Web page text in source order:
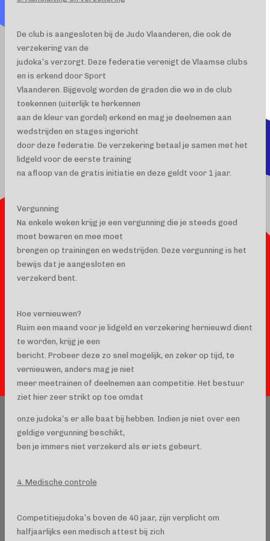
De club is aangesloten bij de Judo Vlaanderen, die ook de
verzekering van de
judoka’s verzorgt. Deze federatie verenigt de Vlaamse clubs
en is erkend door Sport
Vlaanderen. Bijgevolg worden de graden die we in de club
toekennen (uiterlijk te herkennen
aan de kleur van gordel) erkend en mag je deelnemen aan
wedstrijden en stages ingericht
door deze federatie. De verzekering betaal je samen met het
lidgeld voor de eerste training
na afloop van de gratis initiatie en deze geldt voor 1 jaar.
Vergunning
Na enkele weken krijg je een vergunning die je steeds goed
moet bewaren en mee moet
brengen op trainingen en wedstrijden. Deze vergunning is het
bewijs dat je aangesloten en
verzekerd bent.
Hoe vernieuwen?
Ruim een maand voor je lidgeld en verzekering hernieuwd dient
te worden, krijg je een
bericht. Probeer deze zo snel mogelijk, en zeker op tijd, te
vernieuwen, anders mag je niet
meer meetrainen of deelnemen aan competitie. Het bestuur
ziet hier zeer strikt op toe omdat
onze judoka’s er alle baat bij hebben. Indien je niet over een
geldige vergunning beschikt,
ben je immers niet verzekerd als er iets gebeurt.
4. Medische controle
Competitiejudoka’s boven de 40 jaar, zijn verplicht om
halfjaarlijks een medisch attest bij zich